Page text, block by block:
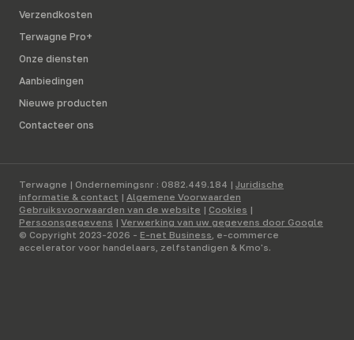
Verzendkosten
Terwagne Pro+
Onze diensten
Aanbiedingen
Nieuwe producten
Contacteer ons
Terwagne | Ondernemingsnr : 0882.449.184 | Juridische
informatie & contact | Algemene Voorwaarden
Gebruiksvoorwaarden van de website | Cookies |
Persoonsgegevens | Verwerking van uw gegevens door Google
© Copyright 2023-2026 - E-net Business , e-commerce
accelerator voor handelaars, zelfstandigen & Kmo's.